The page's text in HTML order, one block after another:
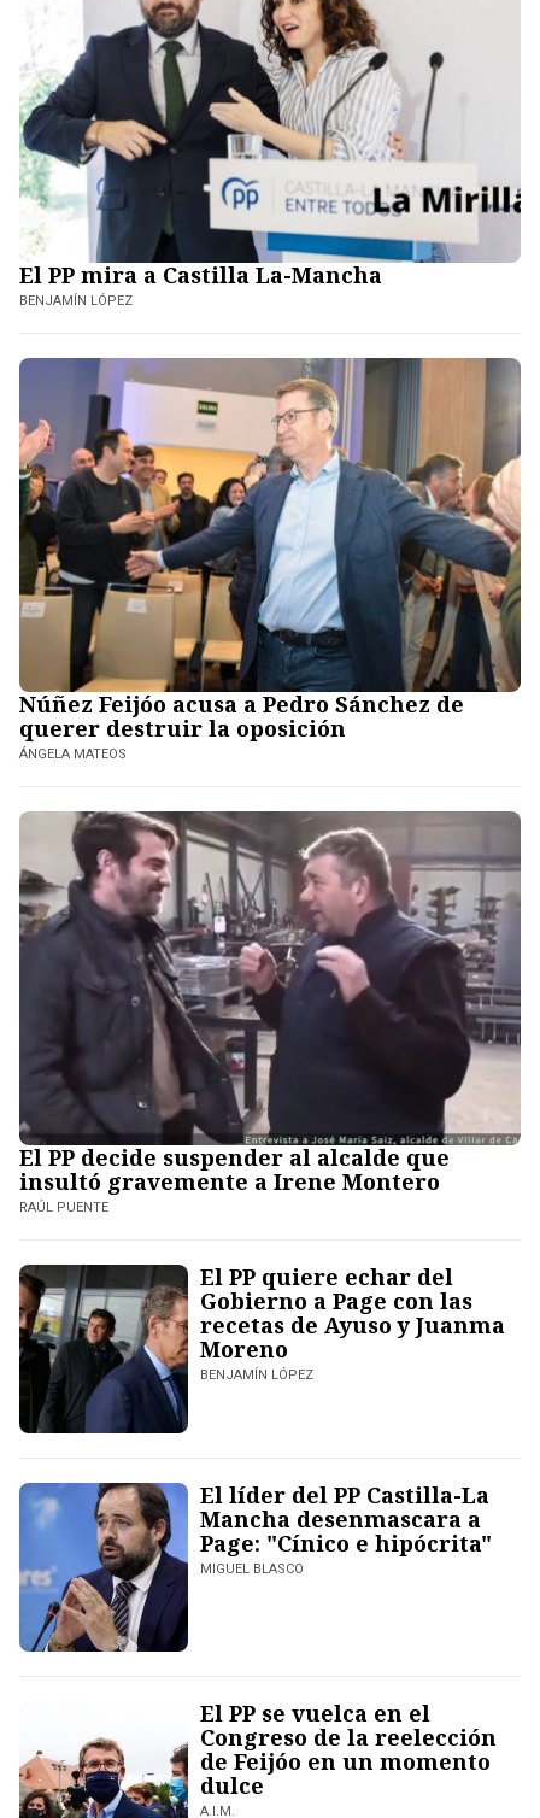
El PP mira a Castilla La-Mancha
BENJAMÍN LÓPEZ
Núñez Feijóo acusa a Pedro Sánchez de
querer destruir la oposición
ÁNGELA MATEOS
El PP decide suspender al alcalde que
insultó gravemente a Irene Montero
RAÚL PUENTE
El PP quiere echar del
Gobierno a Page con las
recetas de Ayuso y Juanma
Moreno
BENJAMÍN LÓPEZ
El líder del PP Castilla-La
Mancha desenmascara a
Page: "Cínico e hipócrita"
MIGUEL BLASCO
El PP se vuelca en el
Congreso de la reelección
de Feijóo en un momento
dulce
A.I.M.